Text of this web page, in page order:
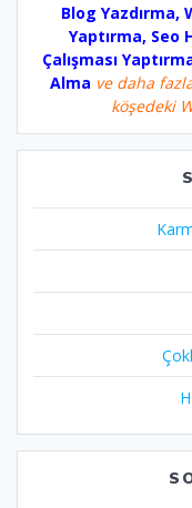
Blog Yazdırma,
Yaptırma, Seo
Çalışması
Alma ve daha
köşedeki